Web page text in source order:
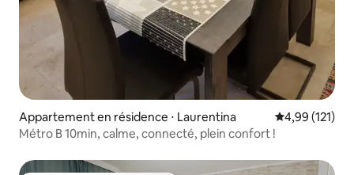
Appartement en résidence ⋅ Laurentina Évaluation
4,99 (121)
Métro B 10min, calme, connecté, plein confort !